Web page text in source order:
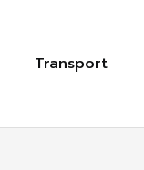
Transport